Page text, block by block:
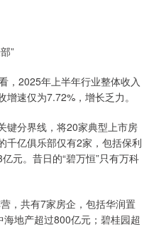
”
2025年上半年行业整体收入
速仅为7.72%，增长乏力。
分界线，将20家典型上市房
千亿俱乐部仅有2家，包括保利
元。昔日的“碧万恒”只有万科
共有7家房企，包括华润置
地产超过800亿元；碧桂园超